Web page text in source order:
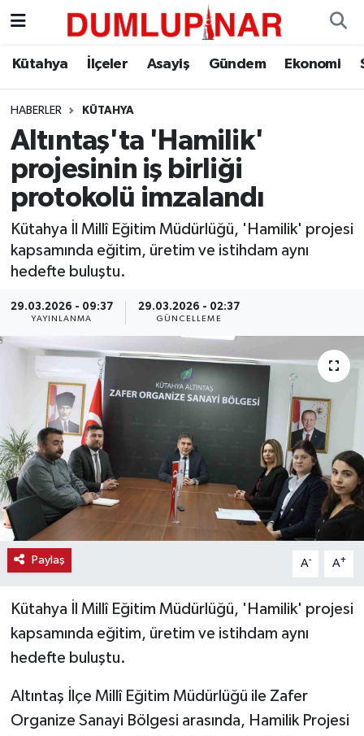
Kütahya İlçeler Asayiş Gündem Ekonomi
HABERLER KÜTAHYA
Altıntaş'ta 'Hamilik'
projesinin iş birliği
protokolü imzalandı
Kütahya İl Millî Eğitim Müdürlüğü, 'Hamilik' projesi
kapsamında eğitim, üretim ve istihdam aynı
hedefte buluştu.
29.03.2026 - 09:37
YAYINLANMA
29.03.2026 - 02:37
GÜNCELLEME
Paylaş A- A+
Kütahya İl Millî Eğitim Müdürlüğü, 'Hamilik' projesi
kapsamında eğitim, üretim ve istihdam aynı
hedefte buluştu.
Altıntaş İlçe Millî Eğitim Müdürlüğü ile Zafer
Organize Sanayi Bölgesi arasında, Hamilik Projesi
Asayiş
Diğer
Dünya
Eğitim
Ekonomi
Eleman
Emlak
Gündem
Haber
Haber İlanlar
Kültür-Sanat
Magazin
Resmi İlanlar
Sağlık
Seri İlan
Siyaset
Spor
Kütahya Hava Durumu
Kütahya Trafik Yoğunluk Haritası
Süper Lig Puan Durumu ve Fikstür
Tüm Manşetler
Son Dakika Haberleri
Haber Arşivi